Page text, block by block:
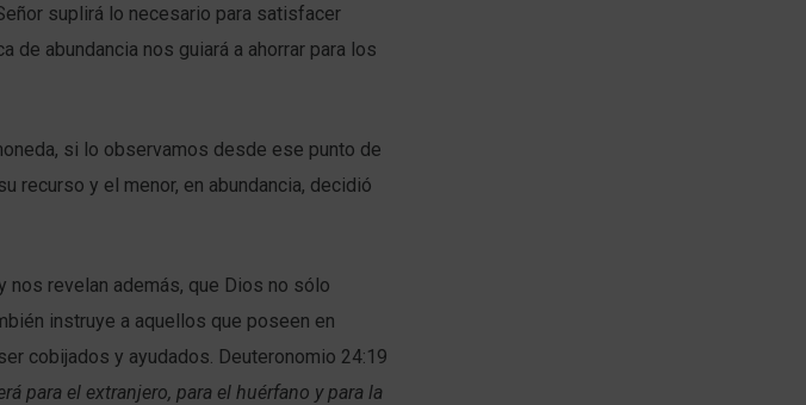
suplirá lo necesario para satisfacer
de abundancia nos guiará a ahorrar para los
si lo observamos desde ese punto de
recurso y el menor, en abundancia, decidió
revelan además, que Dios no sólo
instruye a aquellos que poseen en
cobijados y ayudados. Deuteronomio 24:19
para el extranjero, para el huérfano y para la